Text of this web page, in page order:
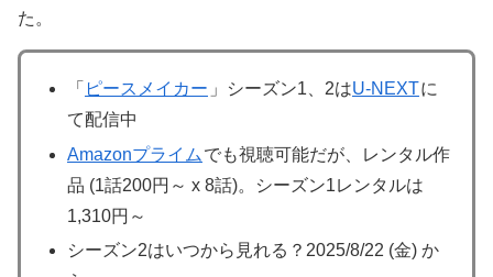
た。
「 ピースメイカー 」シーズン1、2はU-NEXTに
て配信中
Amazonプライム でも視聴可能だが、レンタル作
品 (1話200円～ x 8話)。シーズン1レンタルは
1,310円～
シーズン2はいつから見れる？2025/8/22 (金) か